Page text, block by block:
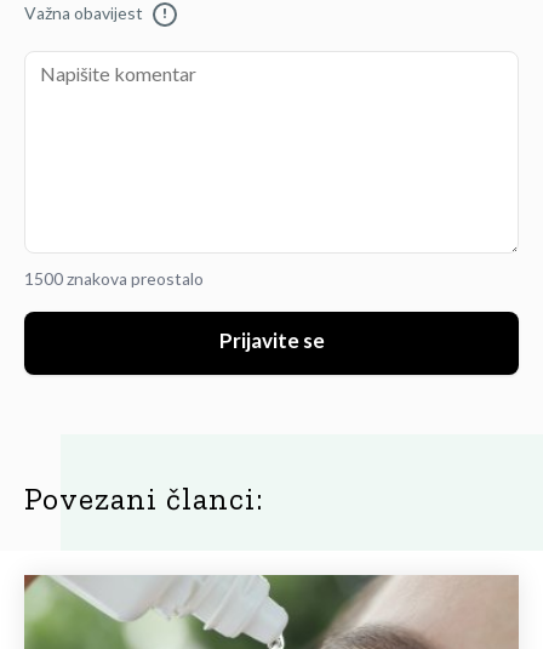
Važna obavijest !
1500 znakova preostalo
Prijavite se
Povezani članci: